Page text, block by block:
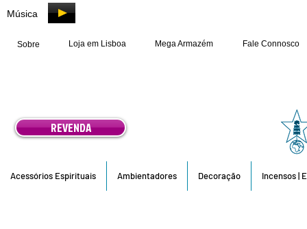
Música
Sobre Loja em Lisboa Mega Armazém Fale Connosco
REVENDA
Acessórios Espirituais Ambientadores Decoração Incensos |